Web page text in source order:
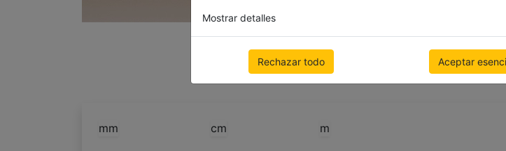
Mostrar detalles
Rechazar todo Aceptar
utilizar la configuración
+2
mm cm m